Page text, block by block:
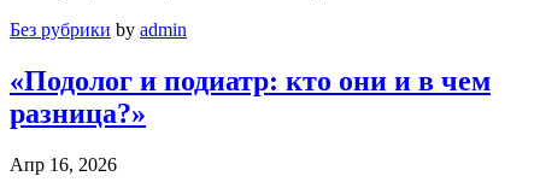
Без рубрики by admin
«Подолог и подиатр: кто они и в чем
разница?»
Апр 16, 2026